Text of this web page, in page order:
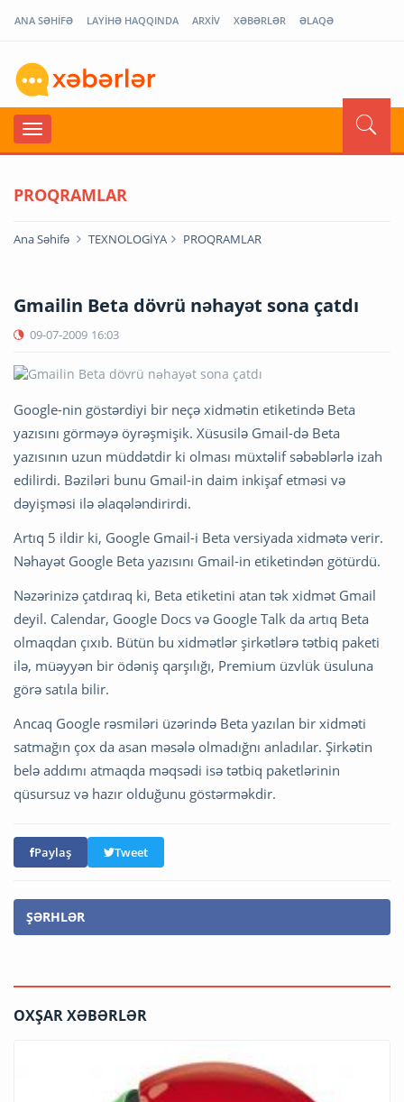
ANA SƏHİFƏ LAYİHƏ HAQQINDA ARXİV XƏBƏRLƏR ƏLAQƏ
PROQRAMLAR
Ana Səhifə TEXNOLOGİYA PROQRAMLAR
Gmailin Beta dövrü nəhayət sona çatdı
09-07-2009 16:03
Google-nin göstərdiyi bir neçə xidmətin etiketində Beta
yazısını görməyə öyrəşmişik. Xüsusilə Gmail-də Beta
yazısının uzun müddətdir ki olması müxtəlif səbəblərlə izah
edilirdi. Bəziləri bunu Gmail-in daim inkişaf etməsi və
dəyişməsi ilə əlaqələndirirdi.
Artıq 5 ildir ki, Google Gmail-i Beta versiyada xidmətə verir.
Nəhayət Google Beta yazısını Gmail-in etiketindən götürdü.
Nəzərinizə çatdıraq ki, Beta etiketini atan tək xidmət Gmail
deyil. Calendar, Google Docs və Google Talk da artıq Beta
olmaqdan çıxıb. Bütün bu xidmətlər şirkətlərə tətbiq paketi
ilə, müəyyən bir ödəniş qarşılığı, Premium üzvlük üsuluna
görə satıla bilir.
Ancaq Google rəsmiləri üzərində Beta yazılan bir xidməti
satmağın çox da asan məsələ olmadığnı anladılar. Şirkətin
belə addımı atmaqda məqsədi isə tətbiq paketlərinin
qüsursuz və hazır olduğunu göstərməkdir.
Paylaş Tweet
ŞƏRHLƏR
OXŞAR XƏBƏRLƏR